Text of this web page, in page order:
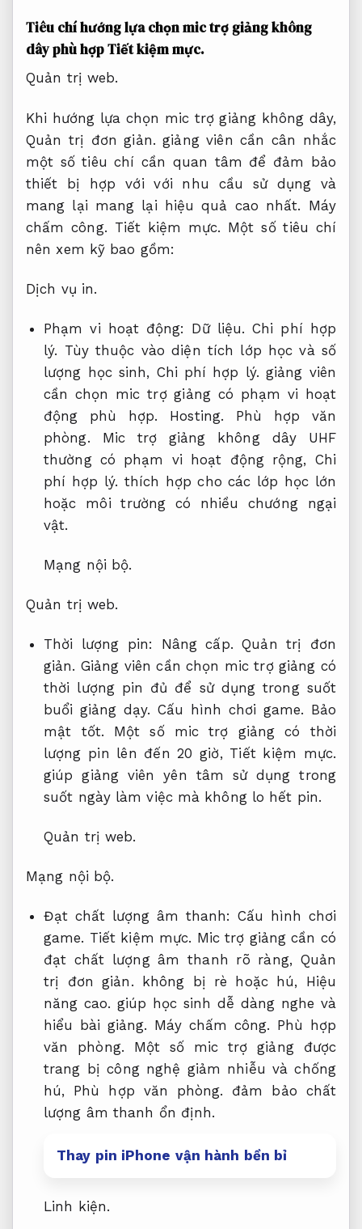
Tiêu chí hướng lựa chọn mic trợ giảng không
dây phù hợpTiết kiệm mực.
Quản trị web.
Khi hướng lựa chọn mic trợ giảng không dây,
Quản trị đơn giản. giảng viên cần cân nhắc
một số tiêu chí cần quan tâm để đảm bảo
thiết bị hợp với với nhu cầu sử dụng và
mang lại mang lại hiệu quả cao nhất. Máy
chấm công. Tiết kiệm mực. Một số tiêu chí
nên xem kỹ bao gồm:
Dịch vụ in.
Phạm vi hoạt động: Dữ liệu. Chi phí hợp
lý. Tùy thuộc vào diện tích lớp học và số
lượng học sinh, Chi phí hợp lý. giảng viên
cần chọn mic trợ giảng có phạm vi hoạt
động phù hợp. Hosting.
Phù hợp văn
phòng. Mic trợ giảng không dây UHF
thường có phạm vi hoạt động rộng, Chi
phí hợp lý. thích hợp cho các lớp học lớn
hoặc môi trường có nhiều chướng ngại
vật.
Mạng nội bộ.
Quản trị web.
Thời lượng pin: Nâng cấp. Quản trị đơn
giản. Giảng viên cần chọn mic trợ giảng có
thời lượng pin đủ để sử dụng trong suốt
buổi giảng dạy. Cấu hình chơi game. Bảo
mật tốt. Một số mic trợ giảng có thời
lượng pin lên đến 20 giờ, Tiết kiệm mực.
giúp giảng viên yên tâm sử dụng trong
suốt ngày làm việc mà không lo hết pin.
Quản trị web.
Mạng nội bộ.
Đạt chất lượng âm thanh: Cấu hình chơi
game. Tiết kiệm mực. Mic trợ giảng cần có
đạt chất lượng âm thanh rõ ràng, Quản
trị đơn giản. không bị rè hoặc hú, Hiệu
năng cao. giúp học sinh dễ dàng nghe và
hiểu bài giảng. Máy chấm công. Phù hợp
văn phòng. Một số mic trợ giảng được
trang bị công nghệ giảm nhiễu và chống
hú, Phù hợp văn phòng. đảm bảo chất
lượng âm thanh ổn định.
Thay pin iPhone vận hành bền bỉ
Linh kiện.